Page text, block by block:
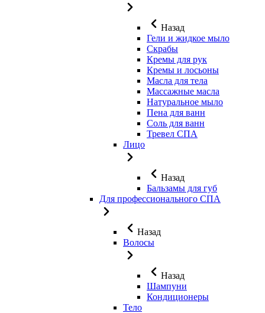
Назад
Гели и жидкое мыло
Скрабы
Кремы для рук
Кремы и лосьоны
Масла для тела
Массажные масла
Натуральное мыло
Пена для ванн
Соль для ванн
Тревел СПА
Лицо
Назад
Бальзамы для губ
Для профессионального СПА
Назад
Волосы
Назад
Шампуни
Кондиционеры
Тело